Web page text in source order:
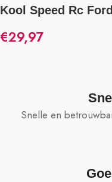
Kool Speed Rc
€29,97
Snelle en